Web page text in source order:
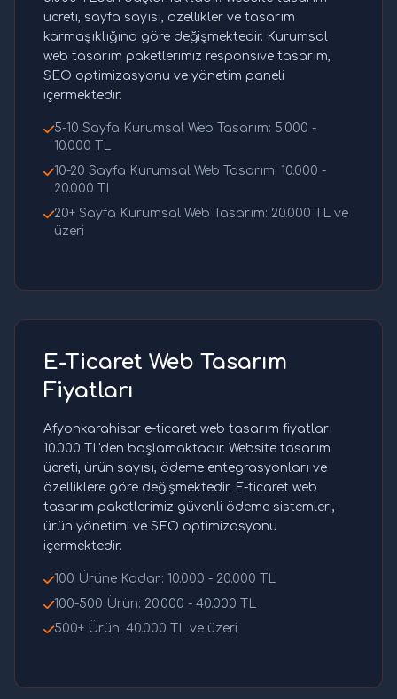
ücreti, sayfa sayısı, özellikler ve tasarım
karmaşıklığına göre değişmektedir. Kurumsal
web tasarım paketlerimiz responsive tasarım,
SEO optimizasyonu ve yönetim paneli
içermektedir.
5-10 Sayfa Kurumsal Web Tasarım: 5.000 -
10.000 TL
10-20 Sayfa Kurumsal Web Tasarım: 10.000 -
20.000 TL
20+ Sayfa Kurumsal Web Tasarım: 20.000 TL ve
üzeri
E-Ticaret Web Tasarım
Fiyatları
Afyonkarahisar e-ticaret web tasarım fiyatları
10.000 TL'den başlamaktadır. Website tasarım
ücreti, ürün sayısı, ödeme entegrasyonları ve
özelliklere göre değişmektedir. E-ticaret web
tasarım paketlerimiz güvenli ödeme sistemleri,
ürün yönetimi ve SEO optimizasyonu
içermektedir.
100 Ürüne Kadar: 10.000 - 20.000 TL
100-500 Ürün: 20.000 - 40.000 TL
500+ Ürün: 40.000 TL ve üzeri